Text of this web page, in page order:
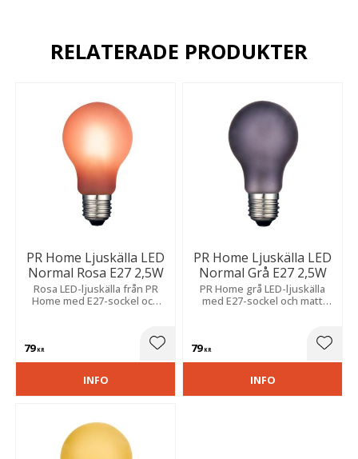
RELATERADE PRODUKTER
PR Home Ljuskälla LED
Normal Rosa E27 2,5W
Rosa LED-ljuskälla från PR
Home med E27-sockel och
79KR Lägg till i favoriter
INFO
PR Home Ljuskälla LED
Normal Grå E27 2,5W
PR Home grå LED-ljuskälla
med E27-sockel och matt
79KR
INFO